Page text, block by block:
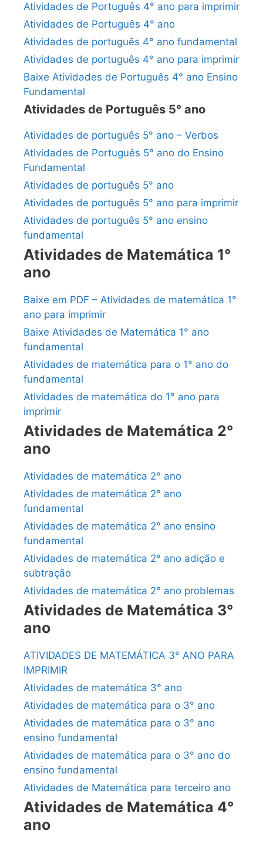
Atividades de Português 4° ano para imprimir
Atividades de Português 4° ano
Atividades de português 4° ano fundamental
Atividades de português 4° ano para imprimir
Baixe Atividades de Português 4° ano Ensino
Fundamental
Atividades de Português 5° ano
Atividades de português 5° ano – Verbos
Atividades de Português 5° ano do Ensino
Fundamental
Atividades de português 5° ano
Atividades de português 5° ano para imprimir
Atividades de português 5° ano ensino
fundamental
Atividades de Matemática 1°
ano
Baixe em PDF – Atividades de matemática 1°
ano para imprimir
Baixe Atividades de Matemática 1° ano
fundamental
Atividades de matemática para o 1° ano do
fundamental
Atividades de matemática do 1° ano para
imprimir
Atividades de Matemática 2°
ano
Atividades de matemática 2° ano
Atividades de matemática 2° ano
fundamental
Atividades de matemática 2° ano ensino
fundamental
Atividades de matemática 2° ano adição e
subtração
Atividades de matemática 2° ano problemas
Atividades de Matemática 3°
ano
ATIVIDADES DE MATEMÁTICA 3° ANO PARA
IMPRIMIR
Atividades de matemática 3° ano
Atividades de matemática para o 3° ano
Atividades de matemática para o 3° ano
ensino fundamental
Atividades de matemática para o 3° ano do
ensino fundamental
Atividades de Matemática para terceiro ano
Atividades de Matemática 4°
ano